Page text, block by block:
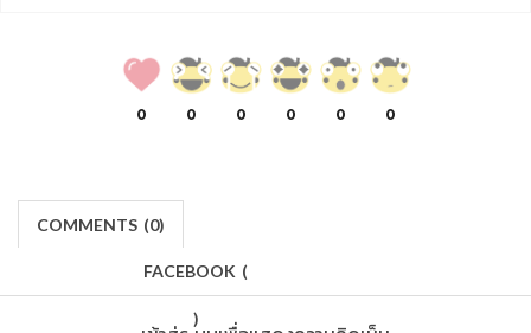
0 0 0 0 0 0
COMMENTS (0)
FACEBOOK (
)